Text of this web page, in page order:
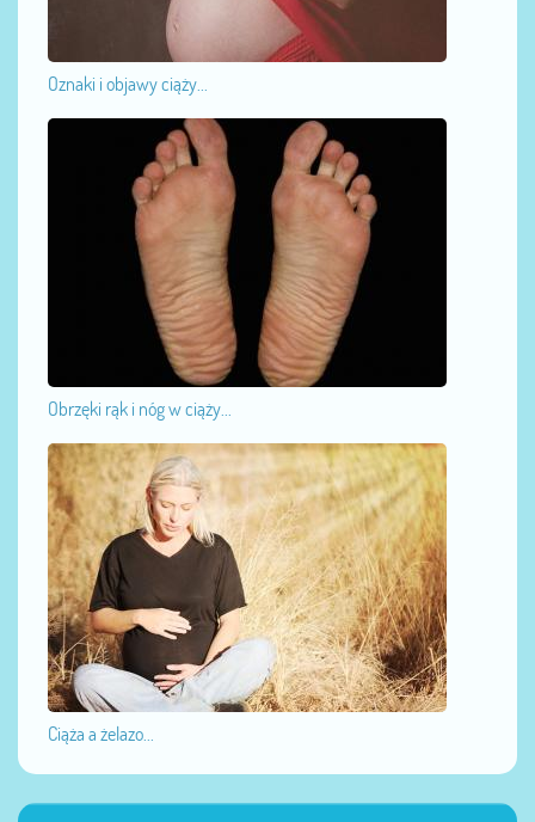
Oznaki i objawy ciąży...
Obrzęki rąk i nóg w ciąży...
Ciąża a żelazo...